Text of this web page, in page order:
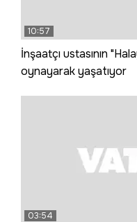
10:57
İnşaatçı ustasının
oynayarak yaşatıyor
03:54